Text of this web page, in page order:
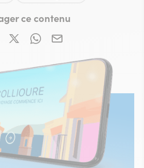
ce contenu
sur Facebook (nouvelle fenêtre)
Partager sur X / Twitter (nouvelle
Partager sur WhatsApp
Partager par mail